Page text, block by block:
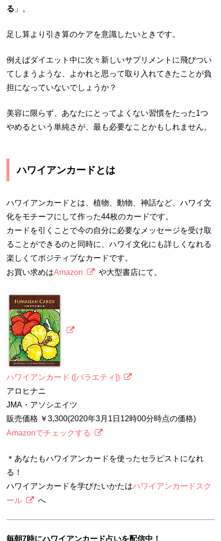
る 」。
足し算より引き算のケアを意識したいときです。
例えばダイエット中に次々新しいサプリメントに飛びつい
てしまうような、よかれと思って取り入れてきたことが負
担になっていないでしょうか？
美容に限らず、あなたにとってよくない習慣をたった1つ
やめるという単純さが、最も必要なことかもしれません。
ハワイアンカードとは
ハワイアンカードとは、植物、動物、神話など、ハワイ文
化をモチーフにして作った44枚のカードです。
カードを引くことで今の自分に必要なメッセージを受け取
ることができるのと同時に、ハワイ文化にも詳しくなれる
楽しくてポジティブなカードです。
お買い求めはAmazon や大型書店にて。
ハワイアンカード ([バラエティ])
アロヒナニ
JMA・アソシエイツ
販売価格 ￥3,300(2020年3月1日12時00分時点の価格)
Amazonでチェックする
＊あなたもハワイアンカードを使ったセラピストになれ
る！
ハワイアンカードを学びたいかたはハワイアンカードスク
ール
へ
毎朝7時にハワイアンカード占いを配信中！